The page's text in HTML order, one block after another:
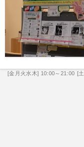
[金月火水木] 10:00～21:00 [